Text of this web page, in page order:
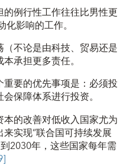
例行性工作往往比男性更
影响的工作。
不论是由科技、贸易还是
承担更多责任。
重要的优先事项是：必须投
保障体系进行投资。
的改善对低收入国家尤为
实现“联合国可持续发展
2030年，这些国家每年需